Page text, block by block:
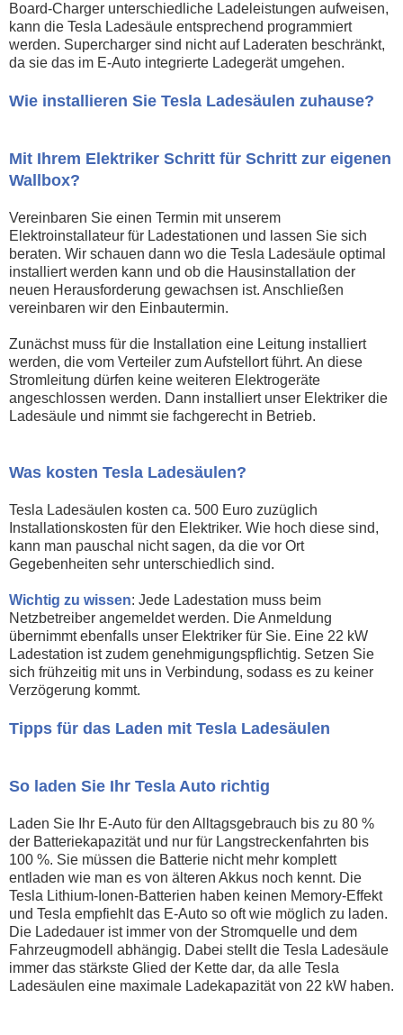
Board-Charger unterschiedliche Ladeleistungen aufweisen,
kann die Tesla Ladesäule entsprechend programmiert
werden. Supercharger sind nicht auf Laderaten beschränkt,
da sie das im E-Auto integrierte Ladegerät umgehen.
Wie installieren Sie Tesla Ladesäulen zuhause?
Mit Ihrem Elektriker Schritt für Schritt zur eigenen
Wallbox?
Vereinbaren Sie einen Termin mit unserem
Elektroinstallateur für Ladestationen und lassen Sie sich
beraten. Wir schauen dann wo die Tesla Ladesäule optimal
installiert werden kann und ob die Hausinstallation der
neuen Herausforderung gewachsen ist. Anschließen
vereinbaren wir den Einbautermin.
Zunächst muss für die Installation eine Leitung installiert
werden, die vom Verteiler zum Aufstellort führt. An diese
Stromleitung dürfen keine weiteren Elektrogeräte
angeschlossen werden. Dann installiert unser Elektriker die
Ladesäule und nimmt sie fachgerecht in Betrieb.
Was kosten Tesla Ladesäulen?
Tesla Ladesäulen kosten ca. 500 Euro zuzüglich
Installationskosten für den Elektriker. Wie hoch diese sind,
kann man pauschal nicht sagen, da die vor Ort
Gegebenheiten sehr unterschiedlich sind.
Wichtig zu wissen: Jede Ladestation muss beim
Netzbetreiber angemeldet werden. Die Anmeldung
übernimmt ebenfalls unser Elektriker für Sie. Eine 22 kW
Ladestation ist zudem genehmigungspflichtig. Setzen Sie
sich frühzeitig mit uns in Verbindung, sodass es zu keiner
Verzögerung kommt.
Tipps für das Laden mit Tesla Ladesäulen
So laden Sie Ihr Tesla Auto richtig
Laden Sie Ihr E-Auto für den Alltagsgebrauch bis zu 80 %
der Batteriekapazität und nur für Langstreckenfahrten bis
100 %. Sie müssen die Batterie nicht mehr komplett
entladen wie man es von älteren Akkus noch kennt. Die
Tesla Lithium-Ionen-Batterien haben keinen Memory-Effekt
und Tesla empfiehlt das E-Auto so oft wie möglich zu laden.
Die Ladedauer ist immer von der Stromquelle und dem
Fahrzeugmodell abhängig. Dabei stellt die Tesla Ladesäule
immer das stärkste Glied der Kette dar, da alle Tesla
Ladesäulen eine maximale Ladekapazität von 22 kW haben.